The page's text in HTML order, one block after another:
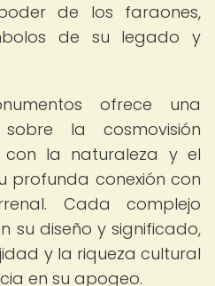
de los faraones,
de su legado y
ofrece una
la cosmovisión
con la naturaleza y el
profunda conexión con
Cada complejo
su diseño y significado,
y la riqueza cultural
en su apogeo.